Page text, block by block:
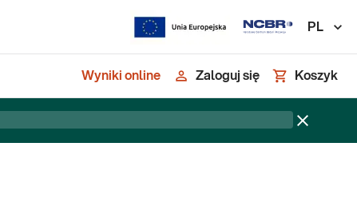
PL
Wyniki online Zaloguj się Koszyk